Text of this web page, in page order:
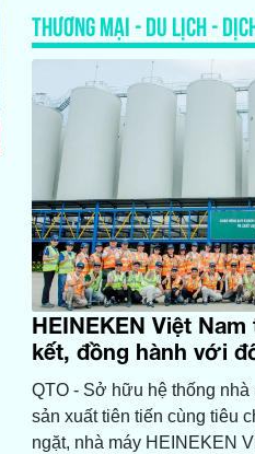
THƯƠNG MẠI - DU LỊCH -
HEINEKEN Việt
kết, đồng hành với
QTO - Sở hữu hệ thống
sản xuất tiên tiến cùng tiêu
ngặt, nhà máy HEINEKEN